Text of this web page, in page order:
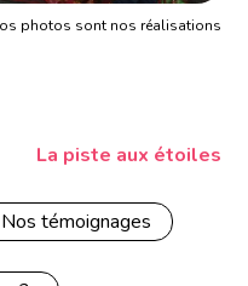
photos sont nos réalisations
La piste aux étoiles
Nos témoignages